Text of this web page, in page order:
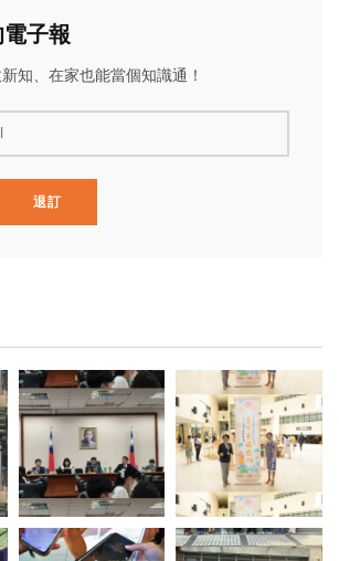
子報
知、在家也能當個知識通！
退訂